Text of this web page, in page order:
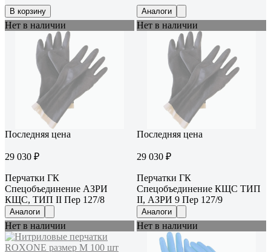
В корзину Аналоги
Нет в наличии
Последняя цена
29 030 ₽
Перчатки ГК
Спецобъединение АЗРИ
КЩС, ТИП II Пер 127/8
Аналоги
Нет в наличии
Последняя цена
29 030 ₽
Перчатки ГК
Спецобъединение КЩС ТИП
II, АЗРИ 9 Пер 127/9
Аналоги
Нет в наличии Нет в наличии